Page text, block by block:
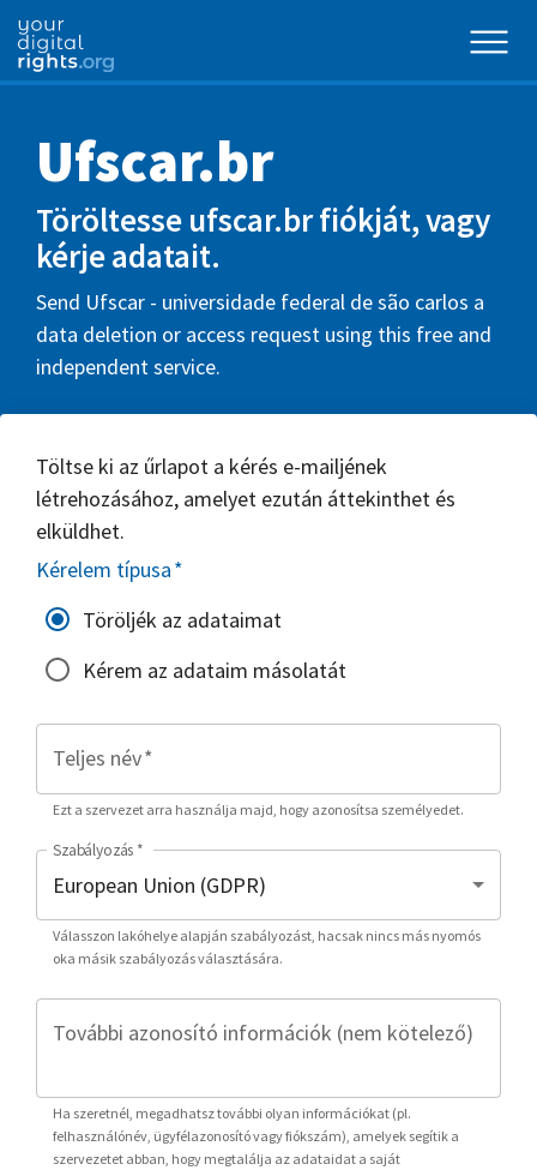
Ufscar.br
Töröltesse ufscar.br fiókját, vagy
kérje adatait.
Send Ufscar - universidade federal de são carlos a
data deletion or access request using this free and
independent service.
Töltse ki az űrlapot a kérés e-mailjének
létrehozásához, amelyet ezután áttekinthet és
elküldhet.
Kérelem típusa*
Töröljék az adataimat
Kérem az adataim másolatát
Teljes név*
Ezt a szervezet arra használja majd, hogy azonosítsa személyedet.
Szabályozás *
Válasszon lakóhelye alapján szabályozást, hacsak nincs más nyomós
oka másik szabályozás választására.
További azonosító információk (nem kötelező)
Ha szeretnél, megadhatsz további olyan információkat (pl.
felhasználónév, ügyfélazonosító vagy fiókszám), amelyek segítik a
szervezetet abban, hogy megtalálja az adataidat a saját